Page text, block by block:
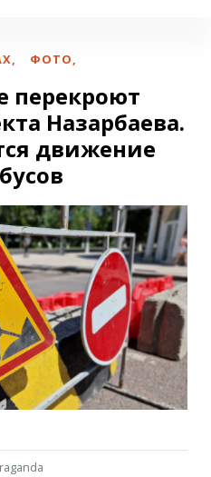
, ФОТО,
перекроют
Назарбаева.
движение